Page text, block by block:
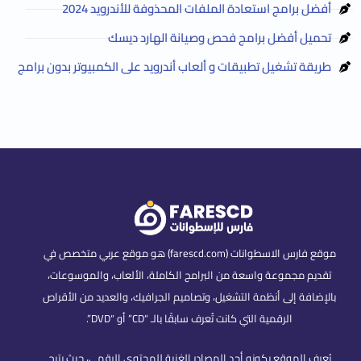
أفضل برامج استعادة الملفات المحذوفة للأندرويد 2024
تحميل أفضل برامج فحص وصيانة الهارد ديسك
طريقة تشغيل تطبيقات و ألعاب أندرويد على الكمبيوتر بدون برامج
موقع فارس الاسطوانات (farescd.com) هو موقع عربي متخصص في
تقديم مجموعة واسعة من البرامج الكاملة، الألعاب، والموسوعات،
بالإضافة إلى أنظمة التشغيل، وتصاميم الجرافيك، والعديد من الأقراص
الرقمية التي كانت تُعرف سابقًا بالـ “CD” أو “DVD”.